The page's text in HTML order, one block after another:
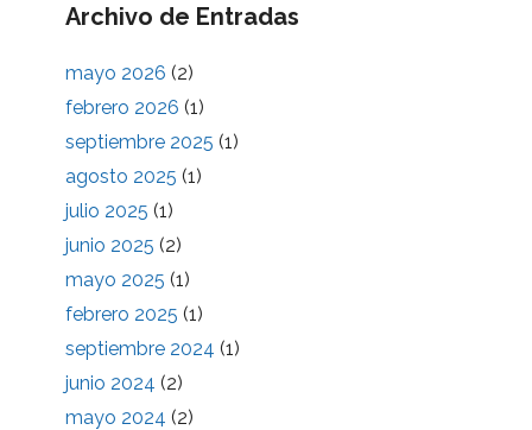
Archivo de Entradas
mayo 2026 (2)
febrero 2026 (1)
septiembre 2025 (1)
agosto 2025 (1)
julio 2025 (1)
junio 2025 (2)
mayo 2025 (1)
febrero 2025 (1)
septiembre 2024 (1)
junio 2024 (2)
mayo 2024 (2)